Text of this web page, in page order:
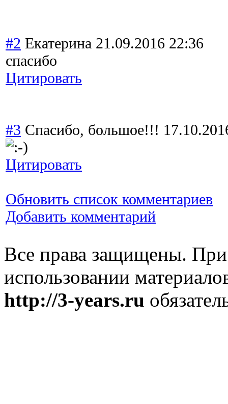
#2 Екатерина 21.09.2016 22:36
спасибо
Цитировать
#3 Спасибо, большое!!!
Цитировать
Обновить список комментариев
Добавить комментарий
Все права защищены.
использовании
http://3-years.ru